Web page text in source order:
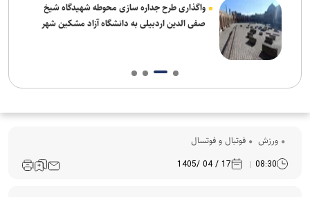
واگذاری طرح جداره سازی محوطه شهیدگاه شیخ
صفی الدین اردبیلی به دانشگاه آزاد مشکین شهر
ورزش فوتبال و فوتسال
08:30
17 / 04 /1405